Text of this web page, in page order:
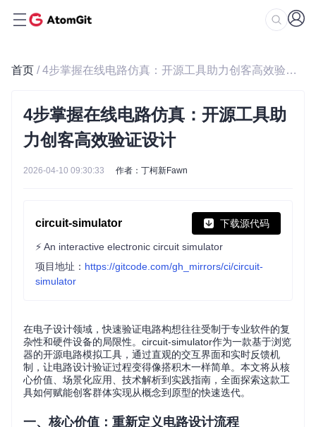
首页 / 4步掌握在线电路仿真：开源工具助力创客高效验证设计
4步掌握在线电路仿真：开源工具助
力创客高效验证设计
2026-04-10 09:30:33 作者：丁柯新Fawn
circuit-simulator 下载源代码
⚡ An interactive electronic circuit simulator
项目地址： https://gitcode.com/gh_mirrors/ci/circuit-
simulator
在电子设计领域，快速验证电路构想往往受制于专业软件的复
杂性和硬件设备的局限性。circuit-simulator作为一款基于浏览
器的开源电路模拟工具，通过直观的交互界面和实时反馈机
制，让电路设计验证过程变得像搭积木一样简单。本文将从核
心价值、场景化应用、技术解析到实践指南，全面探索这款工
具如何赋能创客群体实现从概念到原型的快速迭代。
一、核心价值：重新定义电路设计流程